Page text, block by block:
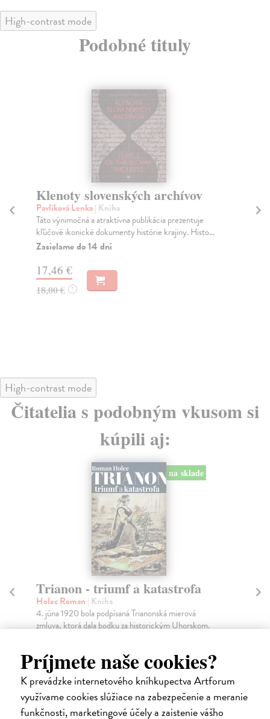
Príjmete naše cookies?
K prevádzke internetového kníhkupectva Artforum
využívame cookies slúžiace na zabezpečenie a meranie
funkčnosti, marketingové účely a zaistenie vášho
High-contrast mode
Podobné tituly
Klenoty slovenských archívov
Pavlíková Lenka| Kniha
Táto výnimočná a atraktívna publikácia prezentuje
kľúčové ikonické dokumenty histórie krajiny. Histo...
Zasielame do 14 dní
17,46 €
18,00 € ?
High-contrast mode
Čitatelia s podobným vkusom si
kúpili aj:
na sklade
Trianon - triumf a katastrofa
Holec Roman | Kniha
4. júna 1920 bola podpísaná Trianonská mierová
zmluva, ktorá dala bodku za historickým Uhorskom.
Na sklade
13,41 €
14,90 € ?
44